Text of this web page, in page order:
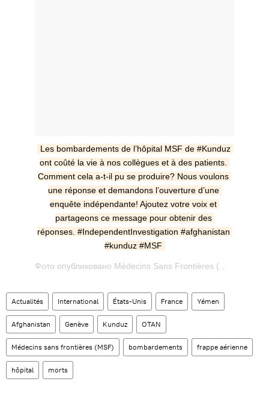
Les bombardements de l’hôpital MSF de ‪#‎Kunduz‬
ont coûté la vie à nos collègues et à des patients.
Comment cela a-t-il pu se produire? Nous voulons
une réponse et demandons l’ouverture d’une
enquête indépendante! Ajoutez votre voix et
partageons ce message pour obtenir des
réponses. ‪#‎IndependentInvestigation‬ #afghanistan
#kunduz #MSF
Actualités International États-Unis France Yémen
Afghanistan Genève Kunduz OTAN
Médecins sans frontières (MSF) bombardements frappe aérienne
hôpital morts